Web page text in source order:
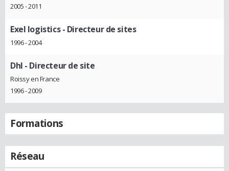
2005 - 2011
Exel logistics- Directeur de sites
1996 - 2004
Dhl - Directeur de site
Roissy en France
1996 - 2009
Formations
Réseau